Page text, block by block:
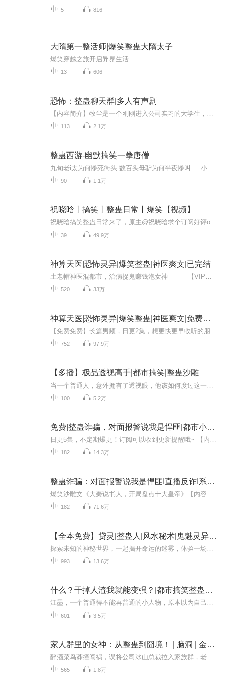
5 816
大隋第一整活师|爆笑整蛊大隋太子
爆笑穿越之旅开启异界生活
13 606
恐怖：整蛊聊天群|多人有声剧
113 2.1万
整蛊西游-幽默搞笑一拳唐僧
90 1.1万
祝晓晗丨搞笑丨整蛊日常丨爆笑【视频】
39 49.9万
神算天医|恐怖灵异|爆笑整蛊|神医爽文|已完结
520 33万
神算天医|恐怖灵异|爆笑整蛊|神医爽文|免费精品剧
752 97.9万
【多播】极品透视高手|都市搞笑|整蛊沙雕
100 5.2万
免费|整蛊诈骗，对面报警说我是悍匪|都市小说&直播&反诈
182 14.3万
整蛊诈骗：对面报警说我是悍匪I直播反诈I系统文
182 71.6万
【全本免费】贷灵|整蛊人|风水秘术|鬼魅灵异|恐怖玄幻|神秘未知
993 13.6万
什么？干掉人渣我就能变强？|都市搞笑整蛊爽文
601 3.5万
家人群里的女神：从整蛊到囧境！ | 脑洞 | 金手指 | 精品
565 1.8万